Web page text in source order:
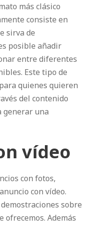
más clásico
consiste en
sirva de
posible añadir
entre diferentes
Este tipo de
quienes quieren
del contenido
generar una
vídeo
con fotos,
con vídeo.
sobre
ofrecemos. Además